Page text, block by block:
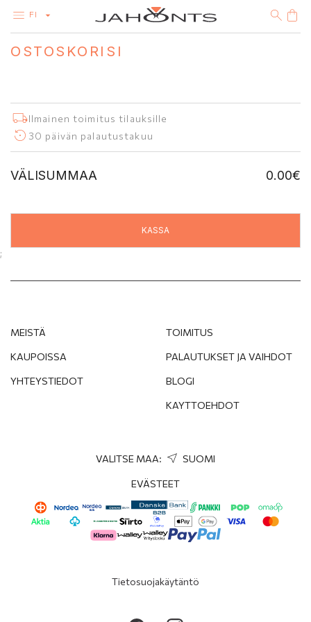
FI
HOPEA
BIJOUTERIE
OSTOSKORISI
Ilmainen toimitus tilauksille
30 päivän palautustakuu
VÄLISUMMAA 0.00€
;
MEISTÄ
KAUPOISSA
YHTEYSTIEDOT
TOIMITUS
PALAUTUKSET JA VAIHDOT
BLOGI
KAYTTOEHDOT
VALITSE MAA: SUOMI
EVÄSTEET
Tietosuojakäytäntö